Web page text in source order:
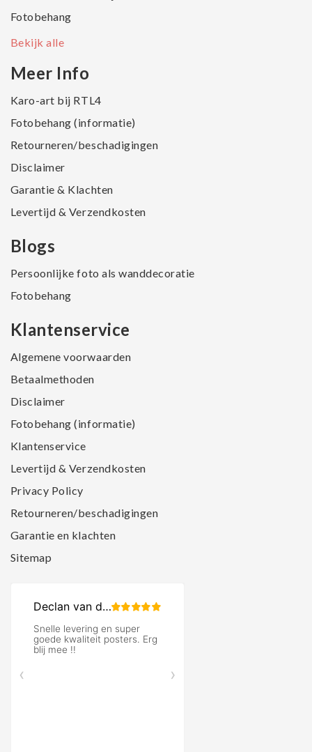
Fotobehang
Bekijk alle
Meer Info
Karo-art bij RTL4
Fotobehang (informatie)
Retourneren/beschadigingen
Disclaimer
Garantie & Klachten
Levertijd & Verzendkosten
Blogs
Persoonlijke foto als wanddecoratie
Fotobehang
Klantenservice
Algemene voorwaarden
Betaalmethoden
Disclaimer
Fotobehang (informatie)
Klantenservice
Levertijd & Verzendkosten
Privacy Policy
Retourneren/beschadigingen
Garantie en klachten
Sitemap